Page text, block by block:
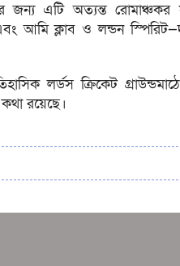
এটি অত্যন্ত রোমাঞ্চকর
আমি ক্লাব ও লন্ডন
লর্ডস ক্রিকেট
রয়েছে।